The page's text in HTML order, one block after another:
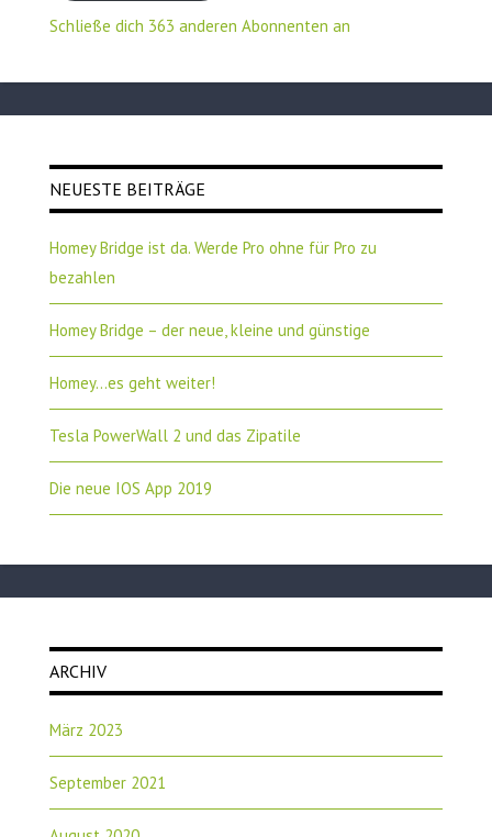
Schließe dich 363 anderen Abonnenten an
NEUESTE BEITRÄGE
Homey Bridge ist da. Werde Pro ohne für Pro zu
bezahlen
Homey Bridge – der neue, kleine und günstige
Homey…es geht weiter!
Tesla PowerWall 2 und das Zipatile
Die neue IOS App 2019
ARCHIV
März 2023
September 2021